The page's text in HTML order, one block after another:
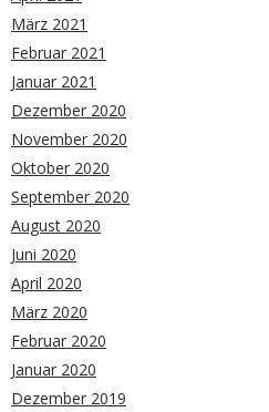
März 2021
Februar 2021
Januar 2021
Dezember 2020
November 2020
Oktober 2020
September 2020
August 2020
Juni 2020
April 2020
März 2020
Februar 2020
Januar 2020
Dezember 2019